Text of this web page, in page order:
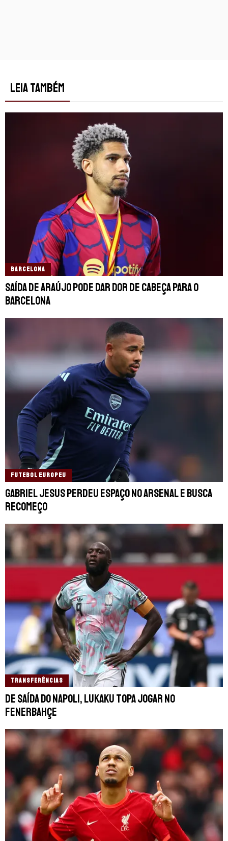
LEIA TAMBÉM
BARCELONA
Saída de Araújo pode dar dor de cabeça para o
Barcelona
FUTEBOL EUROPEU
Gabriel Jesus perdeu espaço no Arsenal e busca
recomeço
TRANSFERÊNCIAS
De saída do Napoli, Lukaku topa jogar no
Fenerbahçe